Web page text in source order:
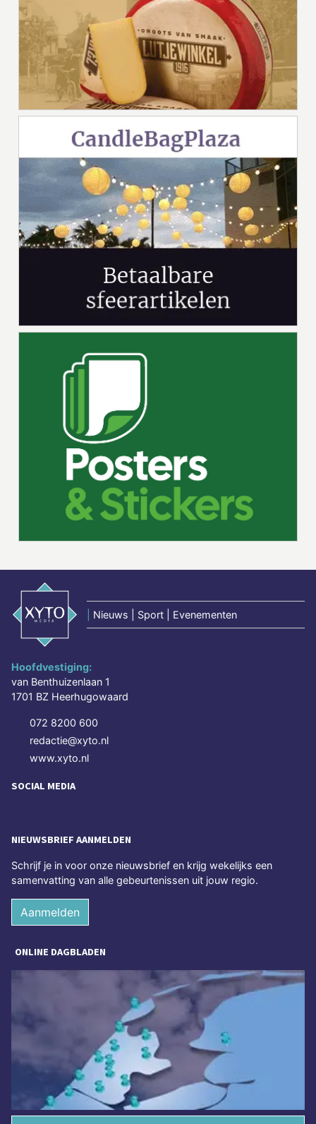
Nieuws | Sport | Evenementen
Hoofdvestiging:
van Benthuizenlaan 1
1701 BZ Heerhugowaard
072 8200 600
redactie@xyto.nl
www.xyto.nl
SOCIAL MEDIA
NIEUWSBRIEF AANMELDEN
Schrijf je in voor onze nieuwsbrief en krijg wekelijks een
samenvatting van alle gebeurtenissen uit jouw regio.
Aanmelden
ONLINE DAGBLADEN